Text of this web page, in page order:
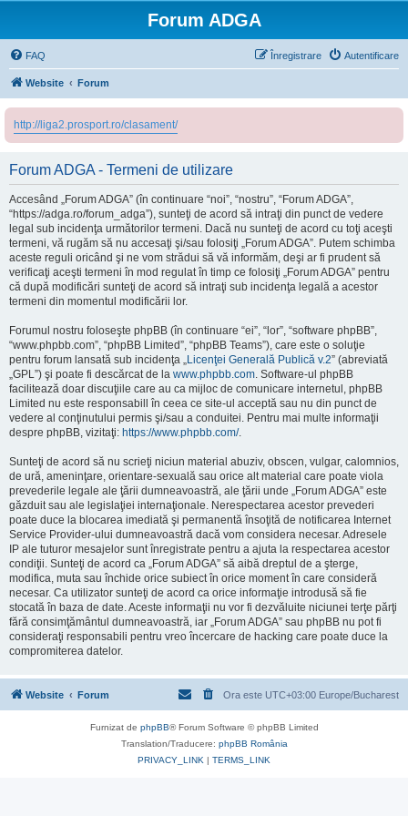
Forum ADGA
FAQ Autentificare
Înregistrare
Website Forum
http://liga2.prosport.ro/clasament/
Forum ADGA - Termeni de utilizare
Accesând „Forum ADGA” (în continuare “noi”, “nostru”, “Forum ADGA”,
“https://adga.ro/forum_adga”), sunteţi de acord să intraţi din punct de vedere
legal sub incidenţa următorilor termeni. Dacă nu sunteţi de acord cu toţi aceşti
termeni, vă rugăm să nu accesaţi şi/sau folosiţi „Forum ADGA”. Putem schimba
aceste reguli oricând şi ne vom strădui să vă informăm, deşi ar fi prudent să
verificaţi aceşti termeni în mod regulat în timp ce folosiţi „Forum ADGA” pentru
că după modificări sunteţi de acord să intraţi sub incidenţa legală a acestor
termeni din momentul modificării lor.
Forumul nostru foloseşte phpBB (în continuare “ei”, “lor”, “software phpBB”,
“www.phpbb.com”, “phpBB Limited”, “phpBB Teams”), care este o soluţie
pentru forum lansată sub incidenţa „Licenţei Generală Publică v.2” (abreviată
„GPL”) şi poate fi descărcat de la www.phpbb.com. Software-ul phpBB
facilitează doar discuţiile care au ca mijloc de comunicare internetul, phpBB
Limited nu este responsabill în ceea ce site-ul acceptă sau nu din punct de
vedere al conţinutului permis şi/sau a conduitei. Pentru mai multe informaţii
despre phpBB, vizitaţi: https://www.phpbb.com/.
Sunteţi de acord să nu scrieţi niciun material abuziv, obscen, vulgar, calomnios,
de ură, ameninţare, orientare-sexuală sau orice alt material care poate viola
prevederile legale ale ţării dumneavoastră, ale ţării unde „Forum ADGA” este
găzduit sau ale legislaţiei internaţionale. Nerespectarea acestor prevederi
poate duce la blocarea imediată şi permanentă însoţită de notificarea Internet
Service Provider-ului dumneavoastră dacă vom considera necesar. Adresele
IP ale tuturor mesajelor sunt înregistrate pentru a ajuta la respectarea acestor
condiţii. Sunteţi de acord ca „Forum ADGA” să aibă dreptul de a şterge,
modifica, muta sau închide orice subiect în orice moment în care consideră
necesar. Ca utilizator sunteţi de acord ca orice informaţie introdusă să fie
stocată în baza de date. Aceste informaţii nu vor fi dezvăluite niciunei terţe părţi
fără consimţământul dumneavoastră, iar „Forum ADGA” sau phpBB nu pot fi
consideraţi responsabili pentru vreo încercare de hacking care poate duce la
compromiterea datelor.
Website Forum Ora este UTC+03:00 Europe/Bucharest
Furnizat de phpBB® Forum Software © phpBB Limited
Translation/Traducere: phpBB România
PRIVACY_LINK | TERMS_LINK